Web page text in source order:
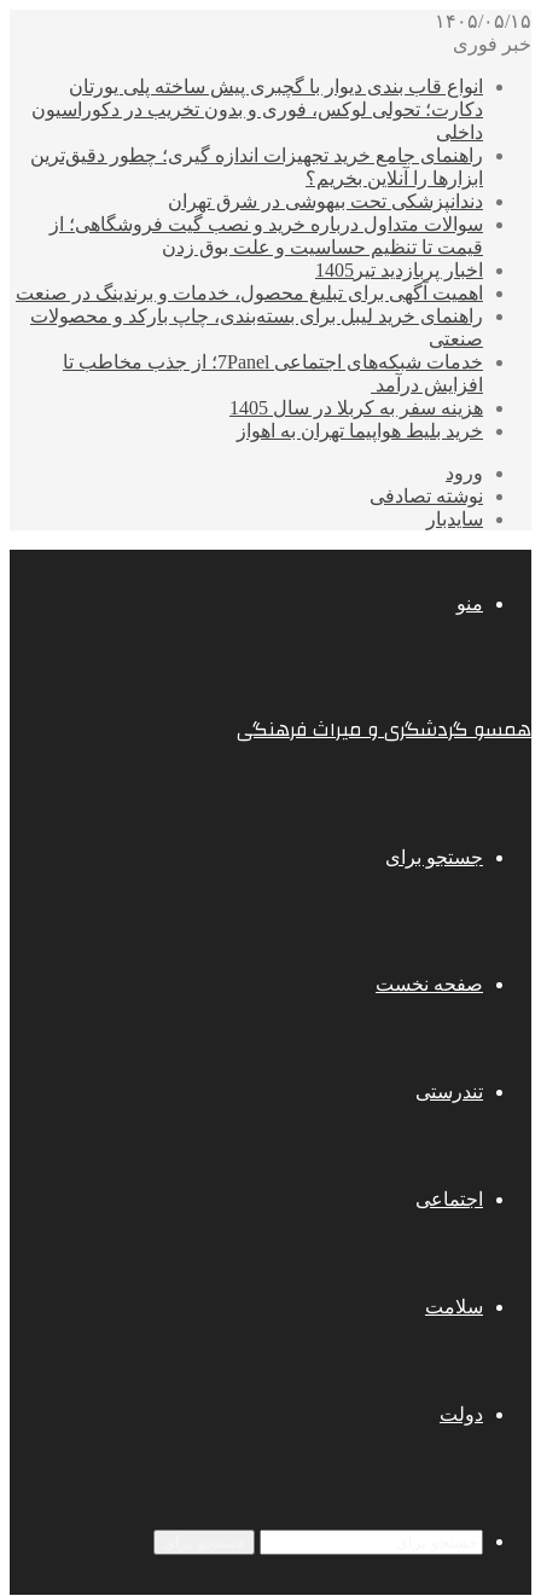
۱۴۰۵/۰۵/۱۵
خبر فوری
انواع قاب بندی دیوار با گچبری پیش ساخته پلی یورتان
دکارت؛ تحولی لوکس، فوری و بدون تخریب در دکوراسیون
داخلی
راهنمای جامع خرید تجهیزات اندازه گیری؛ چطور دقیق‌ترین
ابزارها را آنلاین بخریم؟
دندانپزشکی تحت بیهوشی در شرق تهران
سوالات متداول درباره خرید و نصب گیت فروشگاهی؛ از
قیمت تا تنظیم حساسیت و علت بوق زدن
اخبار پربازدید تیر1405
اهمیت آگهی برای تبلیغ محصول، خدمات و برندینگ در صنعت
راهنمای خرید لیبل برای بسته‌بندی، چاپ بارکد و محصولات
صنعتی
خدمات شبکه‌های اجتماعی 7Panel؛ از جذب مخاطب تا
افزایش درآمد
هزینه سفر به کربلا در سال 1405
خرید بلیط هواپیما تهران به اهواز
ورود
نوشته تصادفی
سایدبار
منو
همسو گردشگری و میراث فرهنگی
جستجو برای
صفحه نخست
تندرستی
اجتماعی
سلامت
دولت